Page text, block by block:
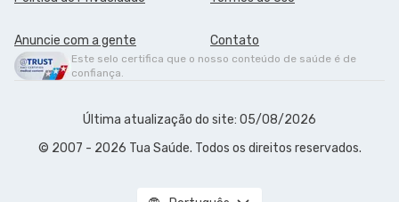
Anuncie com a gente Contato
Este selo certifica que o nosso conteúdo de saúde é de
confiança.
Última atualização do site: 05/08/2026
© 2007 - 2026 Tua Saúde. Todos os direitos reservados.